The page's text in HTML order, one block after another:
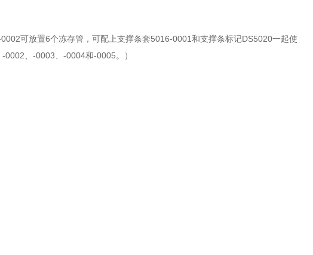
可放置6个冻存管，可配上支撑条套5016-0001和支撑条标记DS5020一起使
0002、-0003、-0004和-0005。）